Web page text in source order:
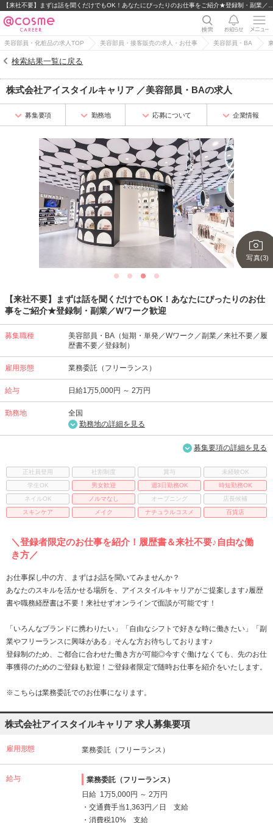
美容部員・化粧品の求人TOP 美容部員・接客販売の求人・お仕事 美容部員・BA
検索結果一覧に戻る
株式会社アイスタイルキャリア ／美容部員・BAの求人
募集要項 勤務地 応募について 企業情報
写真(3)
【来社不要】まずは話を聞くだけでもOK！あなたにぴったりのお仕
事をご紹介★登録制・副業／Wワーク歓迎
募集職種
美容部員・BA（短期・単発／Wワーク／副業／来社不要／履
歴書不要／登録制）
雇用形態 業務委託（フリーランス）
給与 日給1万5,000円 ～ 2万円
勤務地
全国
勤務地の詳細を見る
募集要項の詳細を見る
正社員登用 社割制度 賞与
未経験OK
学生OK
男女歓迎 週3日勤務OK
時短勤務OK
ネイルOK
ノルマなし オープニング
店長候補
スキンケア
メイク ナチュラルコスメ 百貨店
＼登録者限定のお仕事を紹介！履歴書＆来社不要♪自由な働
き方／
お仕事探し中の方、まずはお話を聞いてみませんか？
あなたのスキルを活かせる場所を、アイスタイルキャリアがご提案します♪履歴
書や職務経歴書は不要！来社せずオンラインで面談が可能です！
「いろんなブランドに携わりたい」「自由なシフトで好きな時に働きたい」「副
業やフリーランスに興味がある」そんな方お待ちしております♪
登録制のため、ご都合に合わせた働き方が可能◎今すぐ働けなくても、先のお仕
事獲得のためのご登録も歓迎！ご登録者限定で随時お仕事を紹介をいたします。
※こちらは業務委託でのお仕事になります。
株式会社アイスタイルキャリア 求人募集要項
雇用形態 業務委託（フリーランス）
給与
業務委託（フリーランス）
日給 1万5,000円 ～ 2万円
・交通費手当1,363円／日 支給
・消費税10% 支給